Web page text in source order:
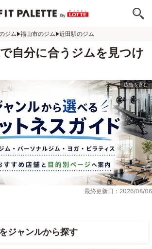
ジム 福山市のジム 近田駅のジム
自分に合うジムを見つけ
最終更新日：2026/08/06
ジャンルから探す